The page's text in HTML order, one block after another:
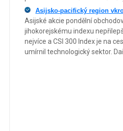
Asijsko-pacifický region
Asijské akcie pondělní
jihokorejskému indexu
nejvíce a CSI 300 Index je na
umírnil technologický sektor.